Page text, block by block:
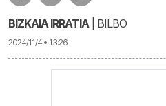
BIZKAIA IRRATIA | BILBO
2024/11/4 • 13:26